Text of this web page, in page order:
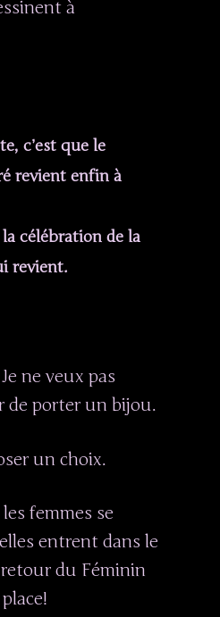
à
c’est que le
revient enfin à
la célébration de la
revient.
ne veux pas
de porter un bijou.
un choix.
femmes se
entrent dans le
du Féminin
Accueil
A Propos
Blog
Féminin Sacré
Bijoux Médecine
Boutique
Bijoux